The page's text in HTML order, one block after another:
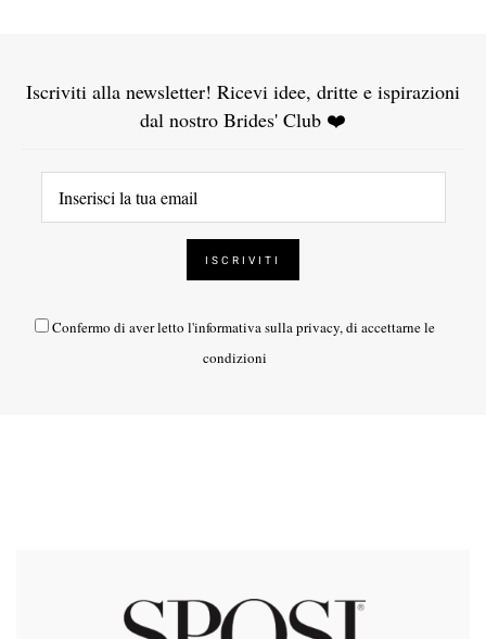
Iscriviti alla newsletter! Ricevi idee, dritte e ispirazioni
dal nostro Brides' Club ❤️
Confermo di aver letto l'informativa sulla privacy, di accettarne le
condizioni